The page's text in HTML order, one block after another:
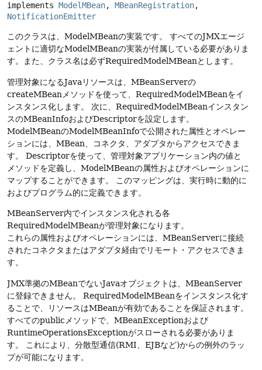
implements ModelMBean, MBeanRegistration
NotificationEmitter
このクラスは、ModelMBeanの実装です。
すべてのJMXエージ
ェントに適切なModelMBeanの実装が付属している必要がありま
す。また、クラス名は必ずRequiredModelMBeanとします。
管理対象になるJavaリソースは、MBeanServerの
createMBeanメソッドを使って、RequiredModelMBeanをイ
ンスタンス化します。
次に、RequiredModelMBeanインスタン
スのMBeanInfoおよびDescriptorを設定します。
ModelMBeanのModelMBeanInfoで公開された属性とオペレー
ションには、MBean、コネクタ、アダプタからアクセスできま
す。
Descriptorを使って、管理対象アプリケーション内の値と
メソッドを定義し、ModelMBeanの属性およびオペレーションに
マップすることができます。
このマッピングは、実行時に動的に
およびプログラム的に定義できます。
MBeanServer内でインスタンス化される各
RequiredModelMBeanが管理対象になります。
これらの属性およびオペレーションには、MBeanServerに接続
されたコネクタまたはアダプタ経由でリモート・アクセスできま
す。
JMX準拠のMBeanでないJavaオブジェクトは、MBeanServer
に登録できません。
RequiredModelMBeanをインスタンス化す
ることで、リソースはMBeanが有効であることを保証されます。
すべてのpublicメソッドで、MBeanExceptionおよび
RuntimeOperationsExceptionがスローされる必要がありま
す。
これにより、分散型通信(RMI、EJBなど)からの例外のラッ
プが可能になります。